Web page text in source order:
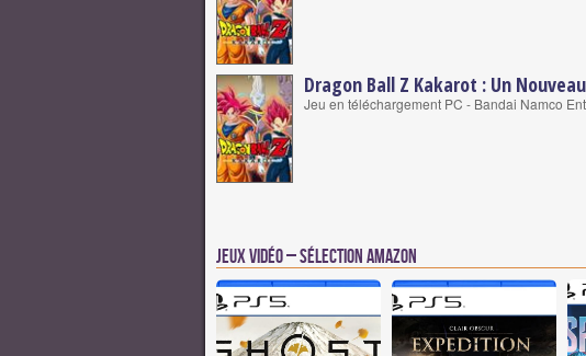
Dragon Ball Z Kakarot : Un
Jeu en téléchargement PC - Bandai Namco
Jeux vidéo – Sélection Amazon